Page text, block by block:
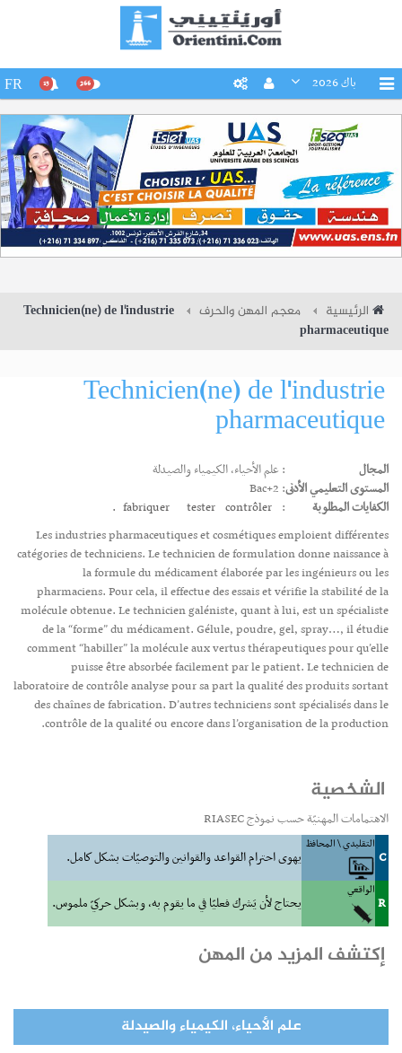
باك 2026 266
15
FR
الرئيسية معجم المهن والحرف
Technicien(ne) de l'industrie
pharmaceutique
Technicien(ne) de l'industrie
pharmaceutique
المجال
: علم الأحياء، الكيمياء والصيدلة
المستوى التعليمي الأدنى: Bac+2
الكفايات المطلوبة
:
fabriquer tester contrôler.
Les industries pharmaceutiques et cosmétiques emploient différentes
catégories de techniciens. Le technicien de formulation donne naissance à
la formule du médicament élaborée par les ingénieurs ou les
pharmaciens. Pour cela, il effectue des essais et vérifie la stabilité de la
molécule obtenue. Le technicien galéniste, quant à lui, est un spécialiste
de la “forme” du médicament. Gélule, poudre, gel, spray…, il étudie
comment “habiller” la molécule aux vertus thérapeutiques pour qu’elle
puisse être absorbée facilement par le patient. Le technicien de
laboratoire de contrôle analyse pour sa part la qualité des produits sortant
des chaînes de fabrication. D’autres techniciens sont spécialisés dans le
contrôle de la qualité ou encore dans l’organisation de la production.
الشخصية
الاهتمامات المهنيّة حسب نموذج RIASEC
C
التقليدي \ المحافظ
يهوى احترام القواعد والقوانين والتوصيّات بشكل كامل.
R
الواقعي
يحتاج لأن يَشرك فعليّا في ما يقوم به، وبشكل حركيّ ملموس.
إكتشف المزيد من المهن
علم الأحياء، الكيمياء والصيدلة